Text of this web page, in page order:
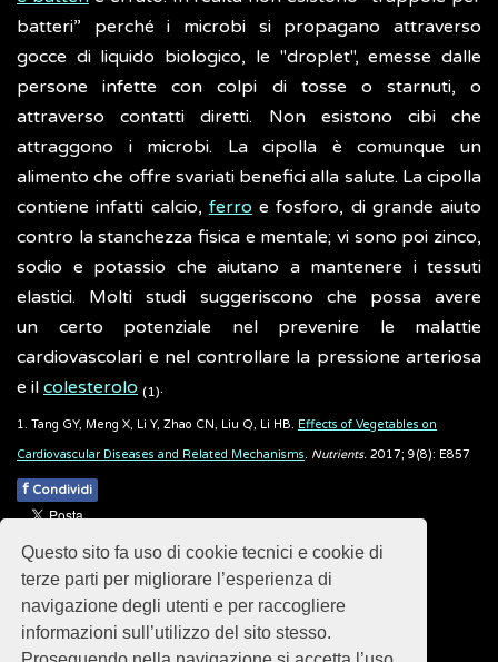
Questo sito fa uso di cookie tecnici e cookie di
terze parti per migliorare l’esperienza di
navigazione degli utenti e per raccogliere
informazioni sull’utilizzo del sito stesso.
batteri” perché i microbi si propagano attraverso
gocce di liquido biologico, le "droplet", emesse dalle
persone infette con colpi di tosse o starnuti, o
attraverso contatti diretti. Non esistono cibi che
attraggono i microbi. La cipolla è comunque un
alimento che offre svariati benefici alla salute. La cipolla
contiene infatti calcio, ferro e fosforo, di grande aiuto
contro la stanchezza fisica e mentale; vi sono poi zinco,
sodio e potassio che aiutano a mantenere i tessuti
elastici. Molti studi suggeriscono che possa avere
un certo potenziale nel prevenire le malattie
cardiovascolari e nel controllare la pressione arteriosa
e il colesterolo (1).
1. Tang GY, Meng X, Li Y, Zhao CN, Liu Q, Li HB. Effects of Vegetables on
Cardiovascular Diseases and Related Mechanisms. Nutrients. 2017; 9(8): E857
f Condividi
Pubblicato: 21 Agosto 2018
- Ultimo aggiornamento: 30 Ottobre 2024